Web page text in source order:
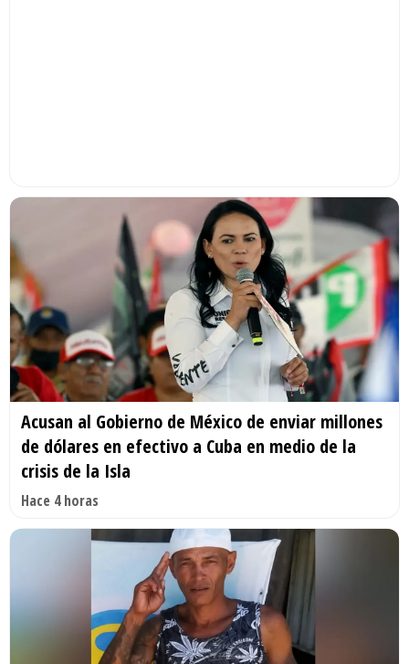
Acusan al Gobierno de México de enviar millones
de dólares en efectivo a Cuba en medio de la
crisis de la Isla
Hace 4 horas